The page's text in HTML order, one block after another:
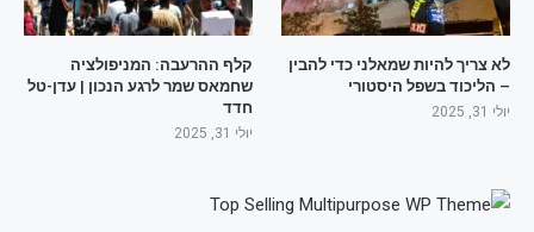
לא צריך להיות שמאלני כדי להבין
– הליכוד בשפל היסטורי
יולי 31, 2025
קלף ההרעבה: המניפולציה
שחמאס שמר לרגע הנכון | עדן-טל
חדד
יולי 31, 2025